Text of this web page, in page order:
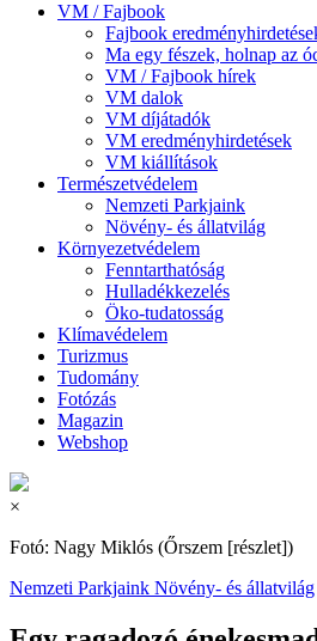
VM / Fajbook
Fajbook
Ma egy fészek, holnap az
VM / Fajbook hírek
VM dalok
VM díjátadók
VM eredményhirdetések
VM kiállítások
Természetvédelem
Nemzeti Parkjaink
Növény- és állatvilág
Környezetvédelem
Fenntarthatóság
Hulladékkezelés
Öko-tudatosság
Klímavédelem
Turizmus
Tudomány
Fotózás
Magazin
Webshop
×
Fotó: Nagy Miklós (Őrszem [részlet])
Nemzeti Parkjaink Növény- és állatvilág